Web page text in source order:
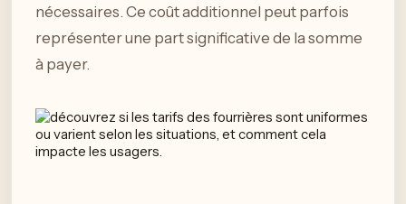
nécessaires. Ce coût additionnel peut parfois
représenter une part significative de la somme
à payer.